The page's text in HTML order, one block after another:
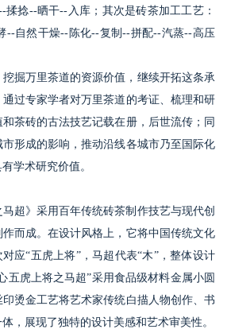
捻--晒干--入库；其次是砖茶加工工艺：
--自然干燥--陈化--复制--拼配--汽蒸--高压
掘万里茶道的资源价值，继续开拓这条承
过专家学者对万里茶道的考证、梳理和研
茶砖的古法技艺记载在册，后世流传；同
形成的影响，推动沿线各城市乃至国际化
学术研究价值。
马超》采用百年传统砖茶制作技艺与现代创
而成。在设计风格上，它将中国传统文化
应“五虎上将”，马超代表“木”，整体设计
五虎上将之马超”采用食品级材料金属小圆
烫金工艺将艺术家传统白描人物创作、书
，展现了独特的设计美感和艺术审美性。